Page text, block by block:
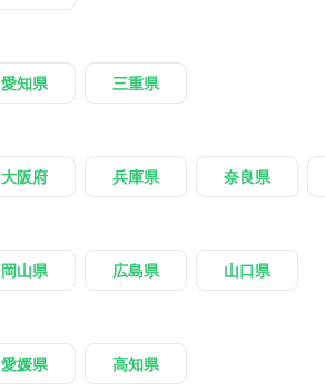
愛知県 三重県
大阪府 兵庫県 奈良県
岡山県 広島県 山口県
愛媛県 高知県